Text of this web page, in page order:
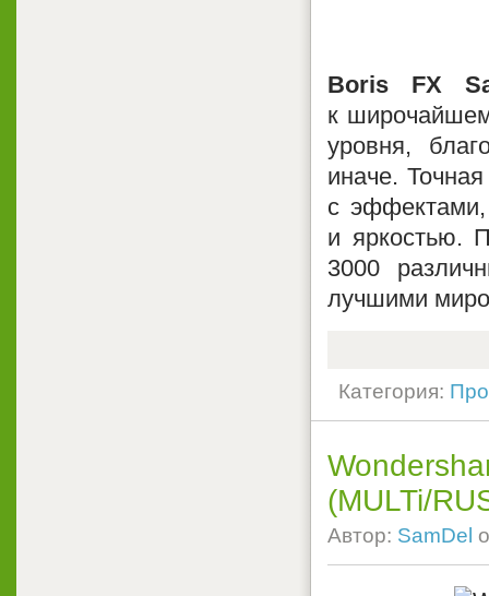
Boris FX
к
уровня,
иначе.
с
и яркостью.
3000
лучшими
Категория:
(MULTi/
Автор: SamDel